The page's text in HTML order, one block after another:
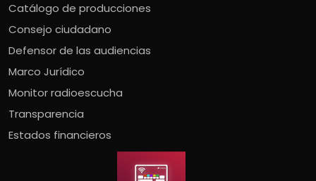
Catálogo de producciones
Consejo ciudadano
Defensor de las audiencias
Marco Jurídico
Monitor radioescucha
Transparencia
Estados financieros